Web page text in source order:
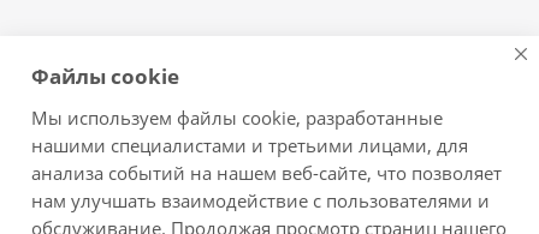
+7 (8482) 622-122 avtovs@yandex.ru
г. Тольятти, ул. Офицерская 14, ГСК "Пламя", 4
этаж, офис 476
Файлы cookie
Мы используем файлы cookie, разработанные
нашими специалистами и третьими лицами, для
анализа событий на нашем веб-сайте, что позволяет
нам улучшать взаимодействие с пользователями и
обслуживание. Продолжая просмотр страниц нашего